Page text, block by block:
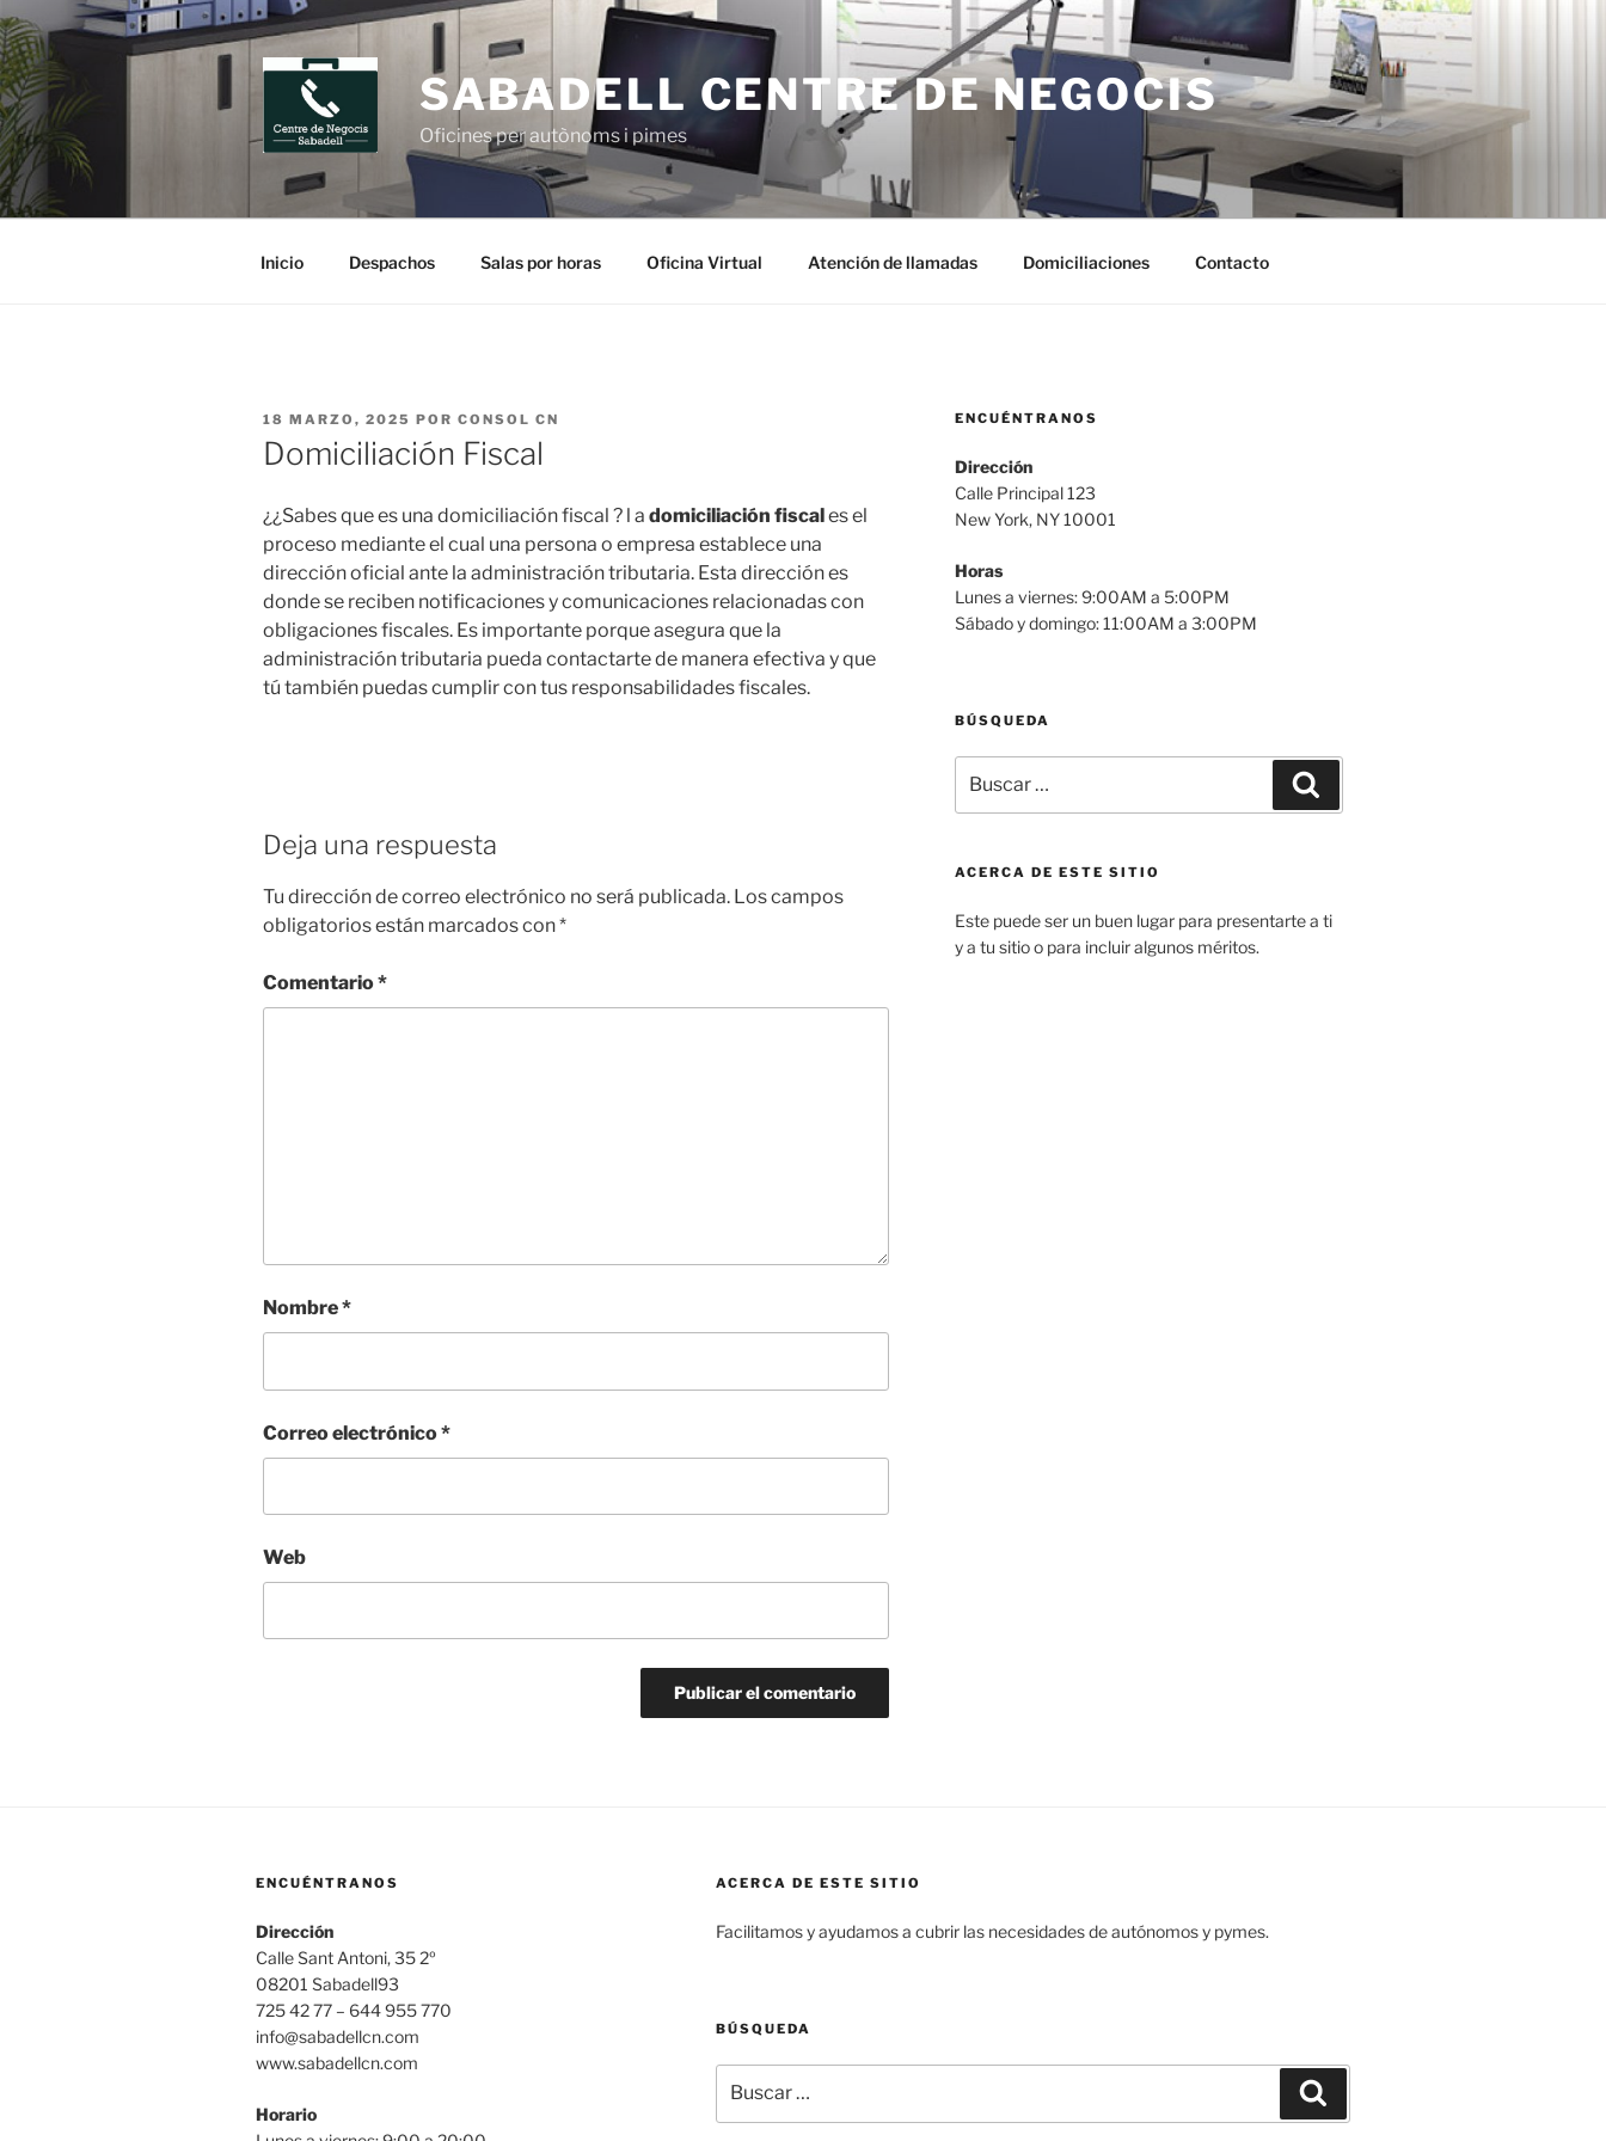
Saltar
al
contenido
SABADELL CENTRE DE NEGOCIS
Oficines per autònoms i pimes
Inicio Despachos Salas por horas Oficina Virtual Atención de llamadas Domiciliaciones Contacto
PUBLICADO
EL
18 MARZO, 2025 POR CONSOL CN
Domiciliación Fiscal
¿¿Sabes que es una domiciliación fiscal ? l a domiciliación fiscal es el
proceso mediante el cual una persona o empresa establece una
dirección oficial ante la administración tributaria. Esta dirección es
donde se reciben notificaciones y comunicaciones relacionadas con
obligaciones fiscales. Es importante porque asegura que la
administración tributaria pueda contactarte de manera efectiva y que
tú también puedas cumplir con tus responsabilidades fiscales.
Deja una respuesta
Tu dirección de correo electrónico no será publicada. Los campos
obligatorios están marcados con*
Comentario*
Nombre*
Correo electrónico*
Web
ENCUÉNTRANOS
Dirección
Calle Principal 123
New York, NY 10001
Horas
Lunes a viernes: 9:00AM a 5:00PM
Sábado y domingo: 11:00AM a 3:00PM
BÚSQUEDA
por:
ACERCA DE ESTE SITIO
Este puede ser un buen lugar para presentarte a ti
y a tu sitio o para incluir algunos méritos.
ENCUÉNTRANOS
Dirección
Calle Sant Antoni, 35 2º
08201 Sabadell93
725 42 77 – 644 955 770
info@sabadellcn.com
www.sabadellcn.com
Horario
ACERCA DE ESTE SITIO
Facilitamos y ayudamos a cubrir las necesidades de autónomos y pymes.
BÚSQUEDA
por: